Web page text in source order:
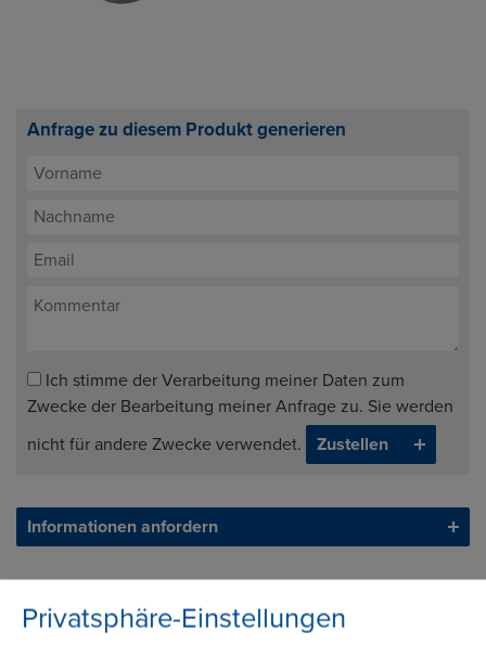
Privatsphäre-Einstellungen
Anfrage zu diesem Produkt generieren
Ich stimme der Verarbeitung meiner Daten zum
Zwecke der Bearbeitung meiner Anfrage zu. Sie werden
nicht für andere Zwecke verwendet.
Informationen anfordern